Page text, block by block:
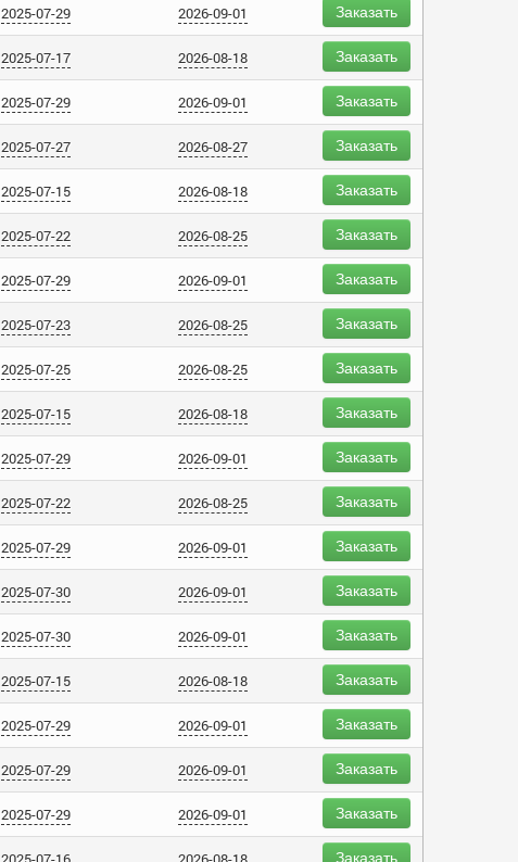
2025-07-29 2026-09-01 Заказать
2025-07-17 2026-08-18 Заказать
2025-07-29 2026-09-01 Заказать
2025-07-27 2026-08-27 Заказать
2025-07-15 2026-08-18 Заказать
2025-07-22 2026-08-25 Заказать
2025-07-29 2026-09-01 Заказать
2025-07-23 2026-08-25 Заказать
2025-07-25 2026-08-25 Заказать
2025-07-15 2026-08-18 Заказать
2025-07-29 2026-09-01 Заказать
2025-07-22 2026-08-25 Заказать
2025-07-29 2026-09-01 Заказать
2025-07-30 2026-09-01 Заказать
2025-07-30 2026-09-01 Заказать
2025-07-15 2026-08-18 Заказать
2025-07-29 2026-09-01 Заказать
2025-07-29 2026-09-01 Заказать
2025-07-29 2026-09-01 Заказать
Заказать